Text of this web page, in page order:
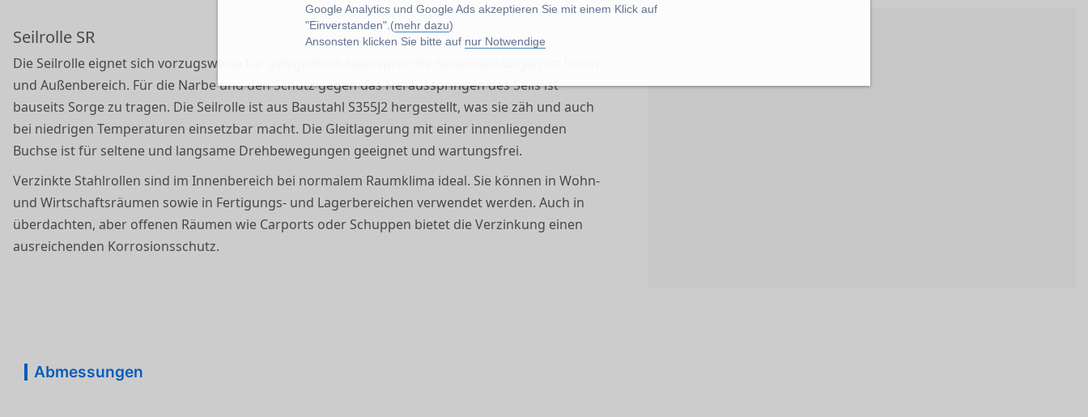
Google Analytics und Google Ads akzeptieren Sie mit einem Klick auf
"Einverstanden".(mehr dazu)
Ansonsten klicken Sie bitte auf nur Notwendige
Seilrolle SR
Die Seilrolle eignet sich vorzugsweise für gelegentlich beanspruchte Seilumlenkungen im Innen-
und Außenbereich. Für die Narbe und den Schutz gegen das Herausspringen des Seils ist
bauseits Sorge zu tragen. Die Seilrolle ist aus Baustahl S355J2 hergestellt, was sie zäh und auch
bei niedrigen Temperaturen einsetzbar macht. Die Gleitlagerung mit einer innenliegenden
Buchse ist für seltene und langsame Drehbewegungen geeignet und wartungsfrei.
Verzinkte Stahlrollen sind im Innenbereich bei normalem Raumklima ideal. Sie können in Wohn-
und Wirtschaftsräumen sowie in Fertigungs- und Lagerbereichen verwendet werden. Auch in
überdachten, aber offenen Räumen wie Carports oder Schuppen bietet die Verzinkung einen
ausreichenden Korrosionsschutz.
Abmessungen